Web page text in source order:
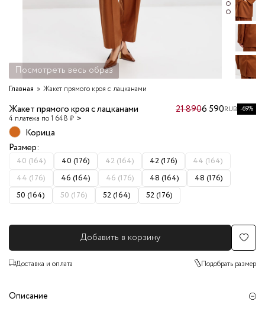
Посмотреть весь образ
Главная Жакет прямого кроя с лацканами
Жакет прямого кроя с лацканами
4 платежа по 1 648 ₽
21 8906 590RUB -69%
Корица
Размер:
40 (164) 40 (176) 42 (164) 42 (176)
44 (164)
44 (176)
46 (164) 46 (176) 48 (164)
48 (176)
50 (164)
50 (176) 52 (164) 52 (176)
Добавить в корзину
Доставка и оплата Подобрать размер
Описание